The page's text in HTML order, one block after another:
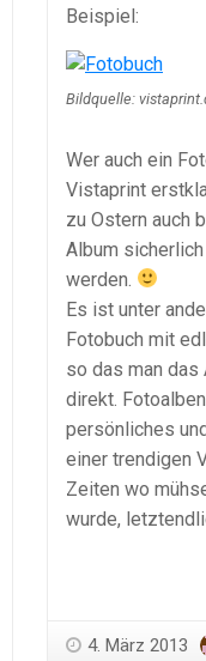
Beispiel:
Bildquelle:
Wer auch ein
Vistaprint
zu Ostern auch
Album
werden.
Es ist unter
Fotobuch mit
so das man das
direkt.
persönliches
einer trendigen
Zeiten wo
wurde,
4. März 2013